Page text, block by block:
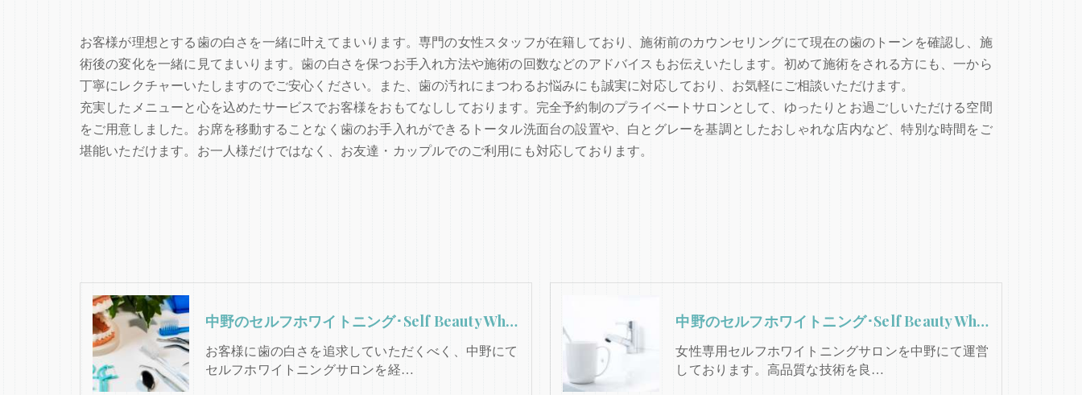
お客様が理想とする歯の白さを一緒に叶えてまいります。専門の女性スタッフが在籍しており、施術前のカウンセリングにて現在の歯のトーンを確認し、施
術後の変化を一緒に見てまいります。歯の白さを保つお手入れ方法や施術の回数などのアドバイスもお伝えいたします。初めて施術をされる方にも、一から
丁寧にレクチャーいたしますのでご安心ください。また、歯の汚れにまつわるお悩みにも誠実に対応しており、お気軽にご相談いただけます。
充実したメニューと心を込めたサービスでお客様をおもてなししております。完全予約制のプライベートサロンとして、ゆったりとお過ごしいただける空間
をご用意しました。お席を移動することなく歯のお手入れができるトータル洗面台の設置や、白とグレーを基調としたおしゃれな店内など、特別な時間をご
堪能いただけます。お一人様だけではなく、お友達・カップルでのご利用にも対応しております。
中野のセルフホワイトニング･Self Beauty Whiteningのお客様の声
お客様に歯の白さを追求していただくべく、中野にて
セルフホワイトニングサロンを経…
中野のセルフホワイトニング･Self Beauty Whiteningの評判
女性専用セルフホワイトニングサロンを中野にて運営
しております。高品質な技術を良…